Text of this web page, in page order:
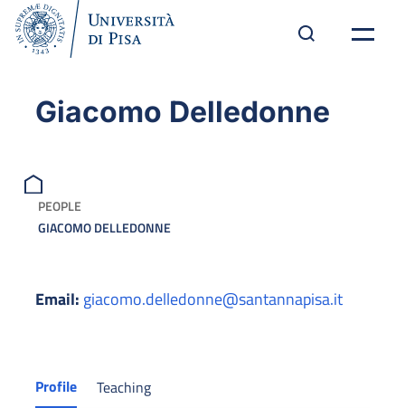
Giacomo Delledonne
PEOPLE
GIACOMO DELLEDONNE
Email: giacomo.delledonne@santannapisa.it
Profile Teaching